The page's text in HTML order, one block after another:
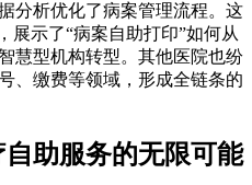
分析优化了病案管理流程。这
展示了“病案自助打印”如何从
慧型机构转型。其他医院也纷
、缴费等领域，形成全链条的
助服务的无限可能